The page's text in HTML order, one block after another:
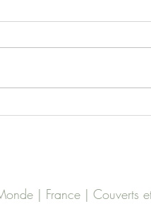
| France | Couverts